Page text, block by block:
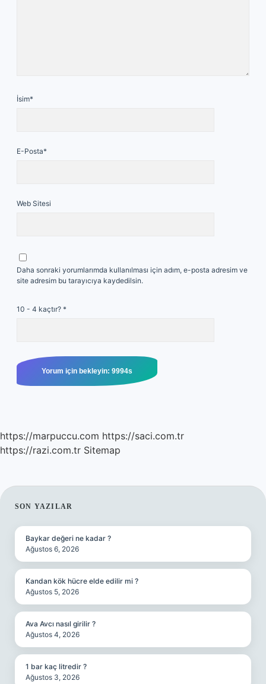
İsim*
E-Posta*
Web Sitesi
Daha sonraki yorumlarımda kullanılması için adım, e-posta adresim ve
site adresim bu tarayıcıya kaydedilsin.
10 - 4 kaçtır? *
https://marpuccu.com https://saci.com.tr
https://razi.com.tr Sitemap
SIDEBAR
SON YAZILAR
Baykar değeri ne kadar ?
Ağustos 6, 2026
Kandan kök hücre elde edilir mi ?
Ağustos 5, 2026
Ava Avcı nasıl girilir ?
Ağustos 4, 2026
1 bar kaç litredir ?
Ağustos 3, 2026